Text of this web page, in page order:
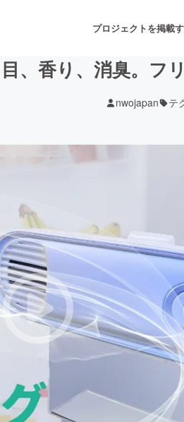
プロジェクトを掲載
書籍・雑誌出版
チャレンジ
CAMPFIRE for
CAMPFIREふる
、香り、消臭。フ
nwojapan テ